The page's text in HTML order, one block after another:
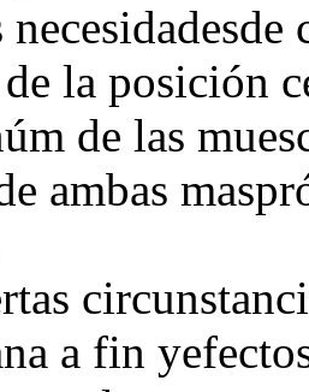
la posición
de las
ambas
a fin